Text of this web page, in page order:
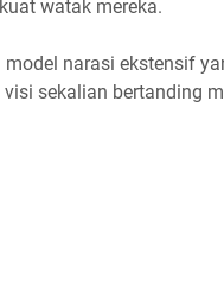
watak mereka.
narasi ekstensif
sekalian bertanding